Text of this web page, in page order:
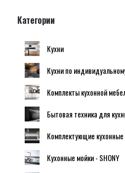
Категории
Кухни
Кухни по
Комплекты кухонной
Бытовая техника для
Комплектующие кухонные
Кухонные мойки - SHONY